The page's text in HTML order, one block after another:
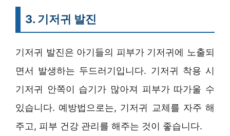
3. 기저귀 발진
기저귀 발진은 아기들의 피부가 기저귀에 노출되
면서 발생하는 두드러기입니다. 기저귀 착용 시
기저귀 안쪽이 습기가 많아져 피부가 따가울 수
있습니다. 예방법으로는, 기저귀 교체를 자주 해
주고, 피부 건강 관리를 해주는 것이 좋습니다.